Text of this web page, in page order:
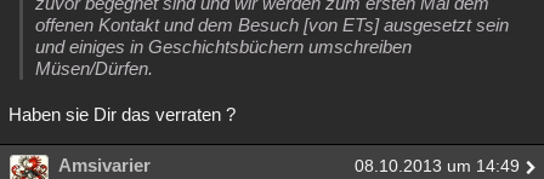
offenen Kontakt und dem Besuch [von ETs] ausgesetzt sein
und einiges in Geschichtsbüchern umschreiben
Müsen/Dürfen.
Haben sie Dir das verraten ?
Amsivarier 08.10.2013 um 14:49